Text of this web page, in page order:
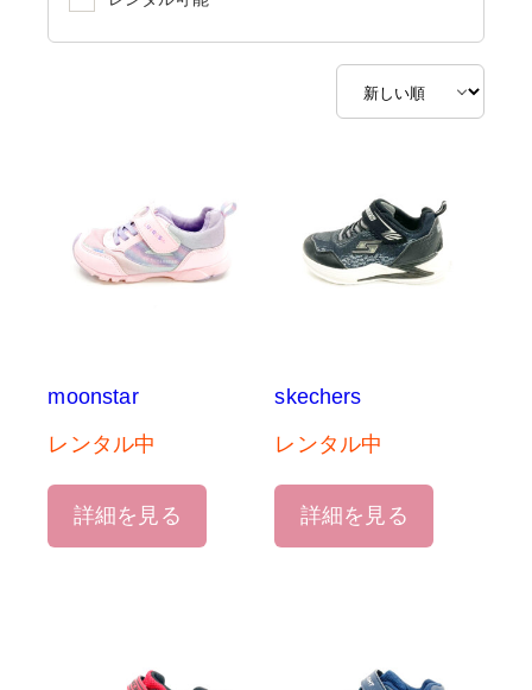
moonstar
レンタル中
詳細を見る
skechers
レンタル中
詳細を見る